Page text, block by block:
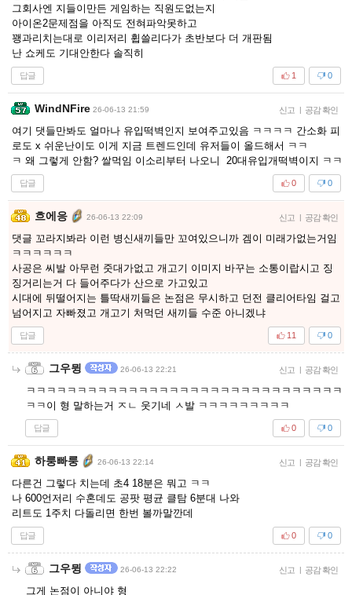
그회사엔 지들이만든 게임하는 직원도없는지
아이온2문제점을 아직도 전혀파악못하고
꽹과리치는대로 이리저리 휩쓸리다가 초반보다 더 개판됨
난 쇼케도 기대안한다 솔직히
답글 0
1
WindNFire 26-06-13 21:59 신고 | 공감 확인
여기 댓들만봐도 얼마나 유입떡벽인지 보여주고있음 ㅋㅋㅋㅋ 간소화 피
로도 x 쉬운난이도 이게 지금 트렌드인데 유저들이 올드해서 ㅋㅋ
ㅋ 왜 그렇게 안함? 쌀먹임 이소리부터 나오니 20대유입개떡벽이지 ㅋㅋ
답글 0
0
흐에응 26-06-13 22:09 신고 | 공감 확인
댓글 꼬라지봐라 이런 병신새끼들만 꼬여있으니까 겜이 미래가없는거임
ㅋㅋㅋㅋㅋㅋ
사공은 씨발 아무런 줏대가없고 개고기 이미지 바꾸는 소통이랍시고 징
징거리는거 다 들어주다가 산으로 가고있고
시대에 뒤떨어지는 틀딱새끼들은 논점은 무시하고 던전 클리어타임 걸고
넘어지고 자빠졌고 개고기 처먹던 새끼들 수준 아니겠냐
답글 0
11
그우뮝 26-06-13 22:21 신고 | 공감 확인
ㅋㅋㅋㅋㅋㅋㅋㅋㅋㅋㅋㅋㅋㅋㅋㅋㅋㅋㅋㅋㅋㅋㅋㅋㅋㅋㅋㅋㅋㅋㅋ
ㅋㅋ이 형 말하는거 ㅈㄴ 웃기네 ㅅ발 ㅋㅋㅋㅋㅋㅋㅋㅋㅋ
답글 0
0
하룽빠룽 26-06-13 22:14 신고 | 공감 확인
다른건 그렇다 치는데 초4 18분은 뭐고 ㅋㅋ
나 600언저리 수혼데도 공팟 평균 클탐 6분대 나와
리트도 1주치 다돌리면 한번 볼까말깐데
답글 0
0
그우뮝 26-06-13 22:22 신고 | 공감 확인
그게 논점이 아니야 형